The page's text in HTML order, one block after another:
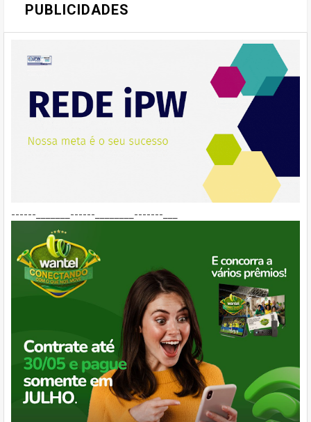
PUBLICIDADES
------_______------________-------___